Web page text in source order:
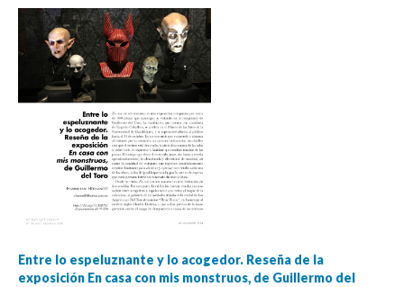
Entre lo espeluznante y lo acogedor. Reseña de la
exposición En casa con mis monstruos, de Guillermo del